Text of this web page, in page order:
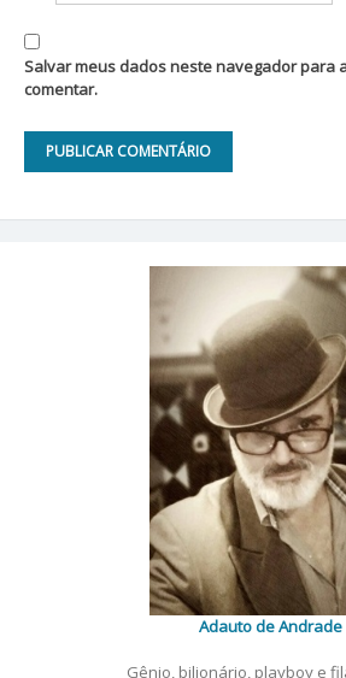
Salvar meus dados neste navegador para
comentar.
Adauto de Andrade
Gênio, bilionário, playboy e